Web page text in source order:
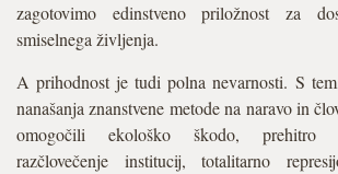
zagotovimo edinstveno priložnost za
smiselnega življenja.
A prihodnost je tudi polna nevarnosti. S
nanašanja znanstvene metode na naravo in
omogočili ekološko škodo, prehitro
razčlovečenje institucij, totalitarno